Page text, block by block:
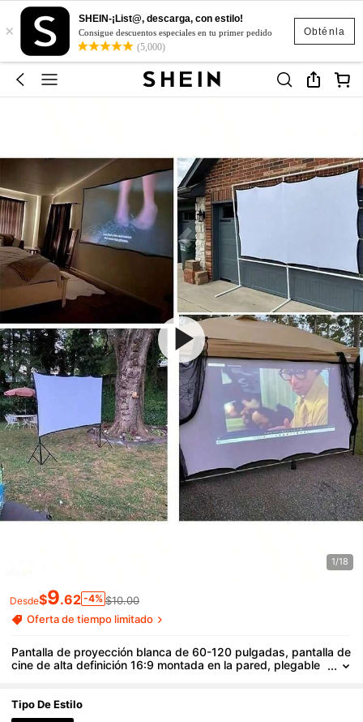
Obténla
×
SHEIN-¡List@, descarga, con estilo!
Consigue descuentos especiales en tu primer pedido
(5,000)
1/18
Desde$9.62 -4% $10.00
Oferta de tiempo limitado
Pantalla de proyección blanca de 60-120 pulgadas, pantalla de
cine de alta definición 16:9 montada en la pared, plegable
var
Tipo De Estilo